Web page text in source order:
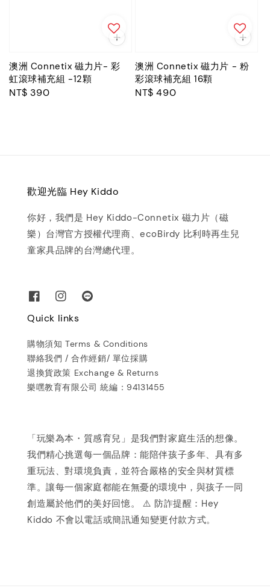
澳洲 Connetix 磁力片- 彩
虹滾球補充組 -12顆
Regular
NT$ 390
澳洲 Connetix 磁力片 - 粉
彩滾球補充組 16顆
Regular
NT$ 490
歡迎光臨 Hey Kiddo
你好，我們是 Hey Kiddo-Connetix 磁力片（磁
樂）台灣官方授權代理商、ecoBirdy 比利時再生兒
童家具品牌的台灣總代理。
Quick links
購物須知 Terms & Conditions
聯絡我們 / 合作經銷/ 單位採購
退換貨政策 Exchange & Returns
樂嘿教育有限公司 統編：94131455
「玩樂為本・質感育兒」是我們對家庭生活的想像。
我們精心挑選每一個品牌：能陪伴孩子多年、具有多
重玩法、對環境負責，並符合嚴格的安全與材質標
準。讓每一個家庭都能在無憂的環境中，與孩子一同
創造屬於他們的美好回憶。 ⚠️ 防詐提醒：Hey
Kiddo 不會以電話或簡訊通知變更付款方式。